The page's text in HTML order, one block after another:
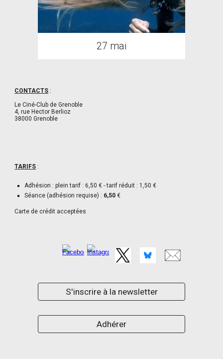
27 mai
CONTACTS :
Le Ciné-Club de Grenoble
4, rue Hector Berlioz
38000 Grenoble
TARIFS :
Adhésion : plein tarif : 6,50 € - tarif réduit : 1,50 €
Séance (adhésion requise) : 6,50€
Carte de crédit acceptées
S'inscrire à la newsletter
Adhérer